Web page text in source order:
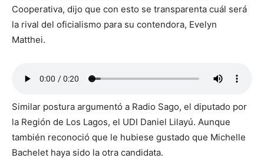
Cooperativa, dijo que con esto se transparenta cuál será
la rival del oficialismo para su contendora, Evelyn
Matthei.
Similar postura argumentó a Radio Sago, el diputado por
la Región de Los Lagos, el UDI Daniel Lilayú. Aunque
también reconoció que le hubiese gustado que Michelle
Bachelet haya sido la otra candidata.